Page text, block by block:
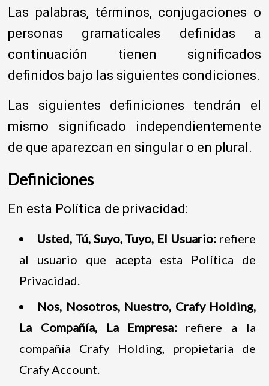
Las palabras, términos, conjugaciones o
personas gramaticales definidas a
continuación tienen significados
definidos bajo las siguientes condiciones.
Las siguientes definiciones tendrán el
mismo significado independientemente
de que aparezcan en singular o en plural.
Definiciones
En esta Política de privacidad:
Usted, Tú, Suyo, Tuyo, El Usuario: refiere
al usuario que acepta esta Política de
Privacidad.
Nos, Nosotros, Nuestro, Crafy Holding,
La Compañía, La Empresa:refiere a la
compañía Crafy Holding, propietaria de
Crafy Account.